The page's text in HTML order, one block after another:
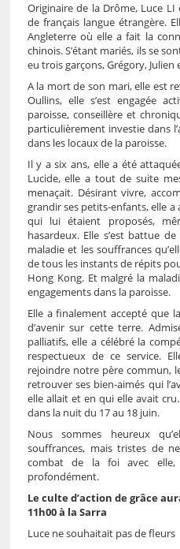
Originaire de la Drôme, Luce LI
de français langue étrangère.
Angleterre où elle a fait la
chinois. S’étant mariés, ils se
eu trois garçons, Grégory, Julien
A la mort de son mari, elle est
Oullins, elle s’est engagée
paroisse, conseillère et
particulièrement investie dans
dans les locaux de la paroisse.
Il y a six ans, elle a été
Lucide, elle a tout de suite
menaçait. Désirant vivre,
grandir ses petits-enfants, elle
qui lui étaient proposés,
hasardeux. Elle s’est battue
maladie et les souffrances
de tous les instants de répits
Hong Kong. Et malgré la
engagements dans la paroisse.
Elle a finalement accepté que
d’avenir sur cette terre.
palliatifs, elle a célébré la
respectueux de ce service.
rejoindre notre père commun,
retrouver ses bien-aimés qui
elle allait et en qui elle avait
dans la nuit du 17 au 18 juin.
Nous sommes heureux
souffrances, mais tristes de
combat de la foi avec elle,
profondément.
Le culte d’action de grâce
11h00 à la Sarra
Luce ne souhaitait pas de fleurs